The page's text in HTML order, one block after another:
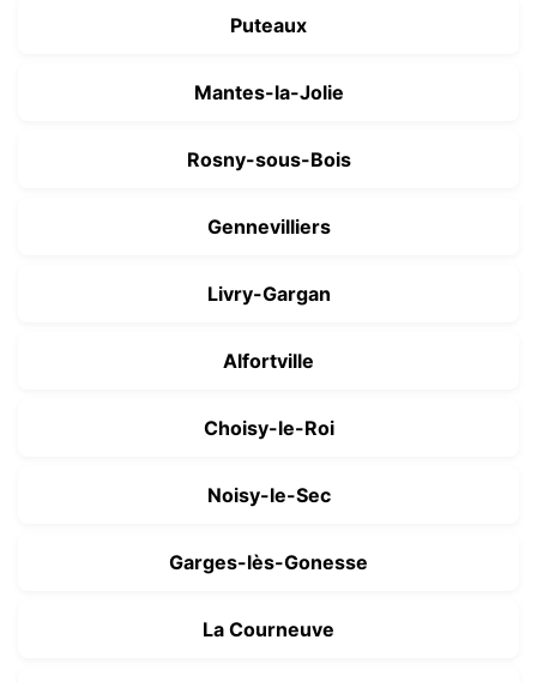
Puteaux
Mantes-la-Jolie
Rosny-sous-Bois
Gennevilliers
Livry-Gargan
Alfortville
Choisy-le-Roi
Noisy-le-Sec
Garges-lès-Gonesse
La Courneuve